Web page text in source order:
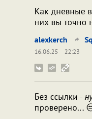
Как дневные
них вы точно
alexkerch
16.06.25
22:23
Без ссылки -
проверено...